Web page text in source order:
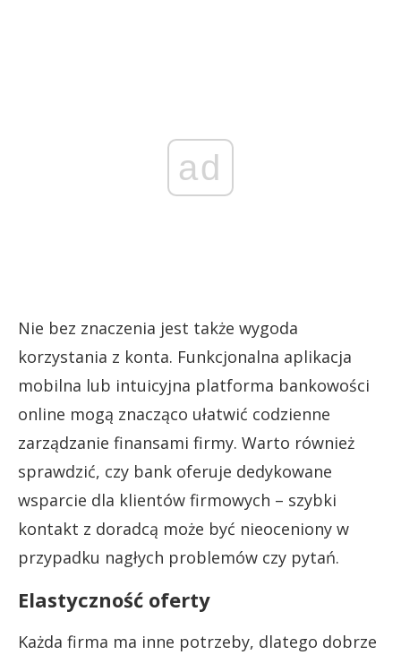
ad
Nie bez znaczenia jest także wygoda
korzystania z konta. Funkcjonalna aplikacja
mobilna lub intuicyjna platforma bankowości
online mogą znacząco ułatwić codzienne
zarządzanie finansami firmy. Warto również
sprawdzić, czy bank oferuje dedykowane
wsparcie dla klientów firmowych – szybki
kontakt z doradcą może być nieoceniony w
przypadku nagłych problemów czy pytań.
Elastyczność oferty
Każda firma ma inne potrzeby, dlatego dobrze